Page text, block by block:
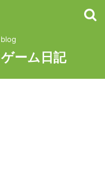
ーム日記